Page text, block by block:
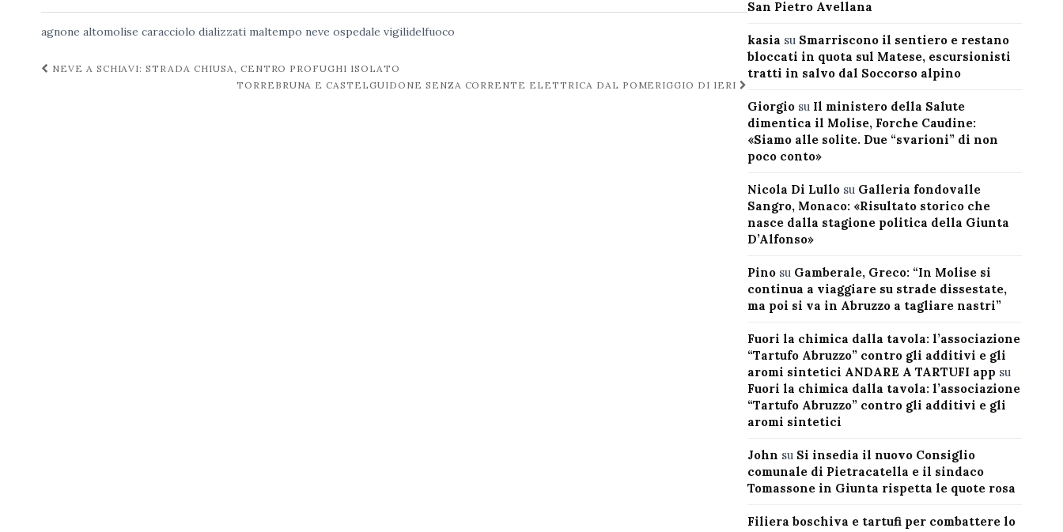
agnone altomolise caracciolo dializzati maltempo neve ospedale vigilidelfuoco
Navigazione
NEVE A SCHIAVI: STRADA CHIUSA, CENTRO PROFUGHI ISOLATO
TORREBRUNA E CASTELGUIDONE SENZA CORRENTE ELETTRICA DAL POMERIGGIO DI IERI
San Pietro Avellana
kasia su Smarriscono il sentiero e restano
bloccati in quota sul Matese, escursionisti
tratti in salvo dal Soccorso alpino
Giorgiosu Il ministero della Salute
dimentica il Molise, Forche Caudine:
«Siamo alle solite. Due “svarioni” di non
poco conto»
Nicola Di Lullosu Galleria fondovalle
Sangro, Monaco: «Risultato storico che
nasce dalla stagione politica della Giunta
D’Alfonso»
Pinosu Gamberale, Greco: “In Molise si
continua a viaggiare su strade dissestate,
ma poi si va in Abruzzo a tagliare nastri”
Fuori la chimica dalla tavola: l’associazione
“Tartufo Abruzzo” contro gli additivi e gli
aromi sintetici ANDARE A TARTUFI app su
Fuori la chimica dalla tavola: l’associazione
“Tartufo Abruzzo” contro gli additivi e gli
aromi sintetici
John su Si insedia il nuovo Consiglio
comunale di Pietracatella e il sindaco
Tomassone in Giunta rispetta le quote rosa
Filiera boschiva e tartufi per combattere lo